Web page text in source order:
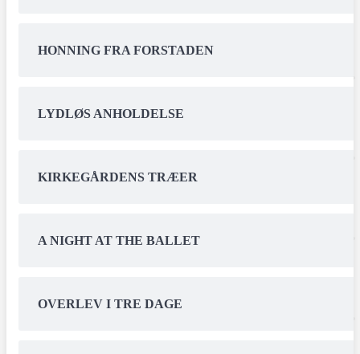
HONNING FRA FORSTADEN
LYDLØS ANHOLDELSE
KIRKEGÅRDENS TRÆER
A NIGHT AT THE BALLET
OVERLEV I TRE DAGE